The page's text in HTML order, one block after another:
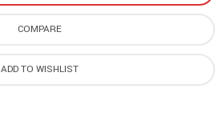
COMPARE
ADD TO WISHLIST